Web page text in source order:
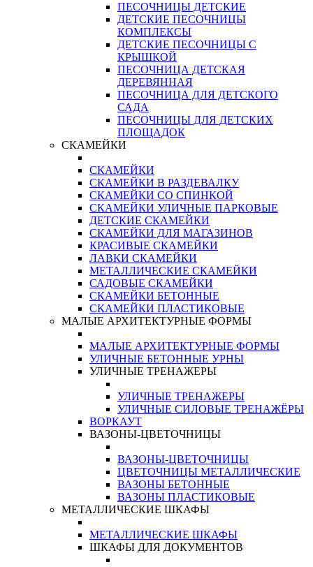
ПЕСОЧНИЦЫ ДЕТСКИЕ
ДЕТСКИЕ ПЕСОЧНИЦЫ
КОМПЛЕКСЫ
ДЕТСКИЕ ПЕСОЧНИЦЫ С
КРЫШКОЙ
ПЕСОЧНИЦА ДЕТСКАЯ
ДЕРЕВЯННАЯ
ПЕСОЧНИЦА ДЛЯ ДЕТСКОГО
САДА
ПЕСОЧНИЦЫ ДЛЯ ДЕТСКИХ
ПЛОЩАДОК
СКАМЕЙКИ
СКАМЕЙКИ
СКАМЕЙКИ В РАЗДЕВАЛКУ
СКАМЕЙКИ СО СПИНКОЙ
СКАМЕЙКИ УЛИЧНЫЕ ПАРКОВЫЕ
ДЕТСКИЕ СКАМЕЙКИ
СКАМЕЙКИ ДЛЯ МАГАЗИНОВ
КРАСИВЫЕ СКАМЕЙКИ
ЛАВКИ СКАМЕЙКИ
МЕТАЛЛИЧЕСКИЕ СКАМЕЙКИ
САДОВЫЕ СКАМЕЙКИ
СКАМЕЙКИ БЕТОННЫЕ
СКАМЕЙКИ ПЛАСТИКОВЫЕ
МАЛЫЕ АРХИТЕКТУРНЫЕ ФОРМЫ
МАЛЫЕ АРХИТЕКТУРНЫЕ ФОРМЫ
УЛИЧНЫЕ БЕТОННЫЕ УРНЫ
УЛИЧНЫЕ ТРЕНАЖЕРЫ
УЛИЧНЫЕ ТРЕНАЖЕРЫ
УЛИЧНЫЕ СИЛОВЫЕ ТРЕНАЖЁРЫ
ВОРКАУТ
ВАЗОНЫ-ЦВЕТОЧНИЦЫ
ВАЗОНЫ-ЦВЕТОЧНИЦЫ
ЦВЕТОЧНИЦЫ МЕТАЛЛИЧЕСКИЕ
ВАЗОНЫ БЕТОННЫЕ
ВАЗОНЫ ПЛАСТИКОВЫЕ
МЕТАЛЛИЧЕСКИЕ ШКАФЫ
МЕТАЛЛИЧЕСКИЕ ШКАФЫ
ШКАФЫ ДЛЯ ДОКУМЕНТОВ